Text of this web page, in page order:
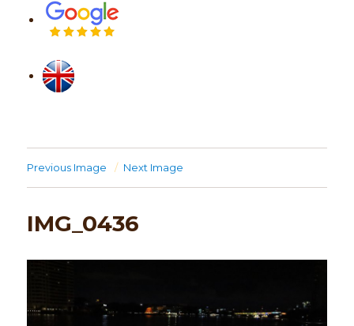
Previous Image Next Image
IMG_0436